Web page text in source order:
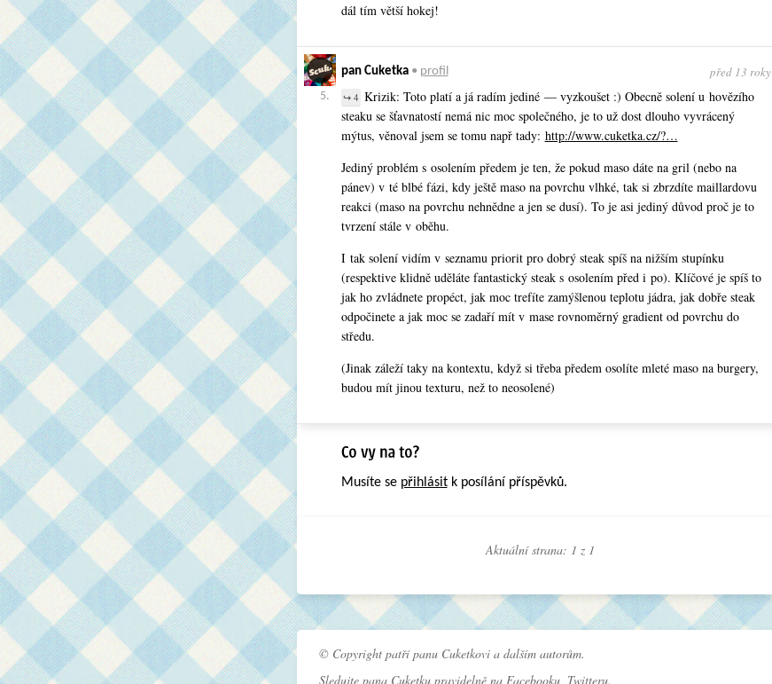
dál tím větší hokej!
5.
pan Cuketka• profil před 13 roky
↪ 4 Krizik: Toto platí a já radím jediné — vyzkoušet :) Obecně solení u hovězího
steaku se šťavnatostí nemá nic moc společného, je to už dost dlouho vyvrácený
mýtus, věnoval jsem se tomu např tady: http://www.cuketka.cz/?…
Jediný problém s osolením předem je ten, že pokud maso dáte na gril (nebo na
pánev) v té blbé fázi, kdy ještě maso na povrchu vlhké, tak si zbrzdíte maillardovu
reakci (maso na povrchu nehnědne a jen se dusí). To je asi jediný důvod proč je to
tvrzení stále v oběhu.
I tak solení vidím v seznamu priorit pro dobrý steak spíš na nižším stupínku
(respektive klidně uděláte fantastický steak s osolením před i po). Klíčové je spíš to
jak ho zvládnete propéct, jak moc trefíte zamýšlenou teplotu jádra, jak dobře steak
odpočinete a jak moc se zadaří mít v mase rovnoměrný gradient od povrchu do
středu.
(Jinak záleží taky na kontextu, když si třeba předem osolíte mleté maso na burgery,
budou mít jinou texturu, než to neosolené)
Musíte se přihlásitk posílání příspěvků.
Aktuální strana: 1 z 1
© Copyright patří panu Cuketkovi a dalším autorům.
Sledujte pana Cuketku pravidelně na Facebooku, Twitteru.